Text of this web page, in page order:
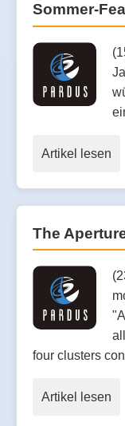
Sommer-
Artikel lesen
The
four clusters
Artikel lesen